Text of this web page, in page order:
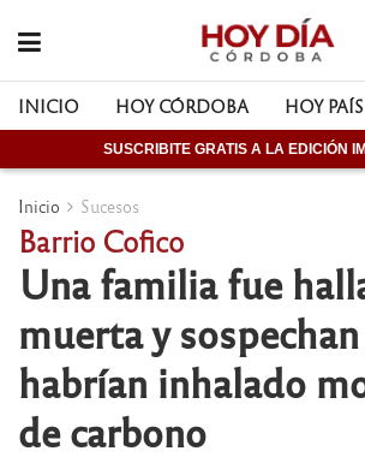
INICIO HOY CÓRDOBA HOY PAÍS
SUSCRIBITE GRATIS A LA EDICIÓN
Inicio Sucesos
Barrio Cofico
Una familia fue
muerta y
habrían inhalado
de carbono